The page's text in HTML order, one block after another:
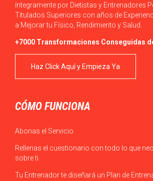
íntegramente por Dietistas y Entrenadores
Titulados Superiores con años de
a Mejorar tu Físico, Rendimiento y Salud.
+7000 Transformaciones Conseguidas
Haz Click Aquí y Empieza Ya
CÓMO FUNCIONA
Abonas el Servicio
Rellenas el cuestionario con todo lo que
sobre ti
Tu Entrenador te diseñará un Plan de